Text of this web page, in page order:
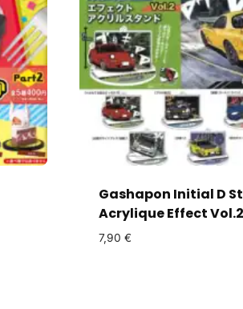
Gashapon Initial D
Acrylique Effect Vol.2
7,90 €